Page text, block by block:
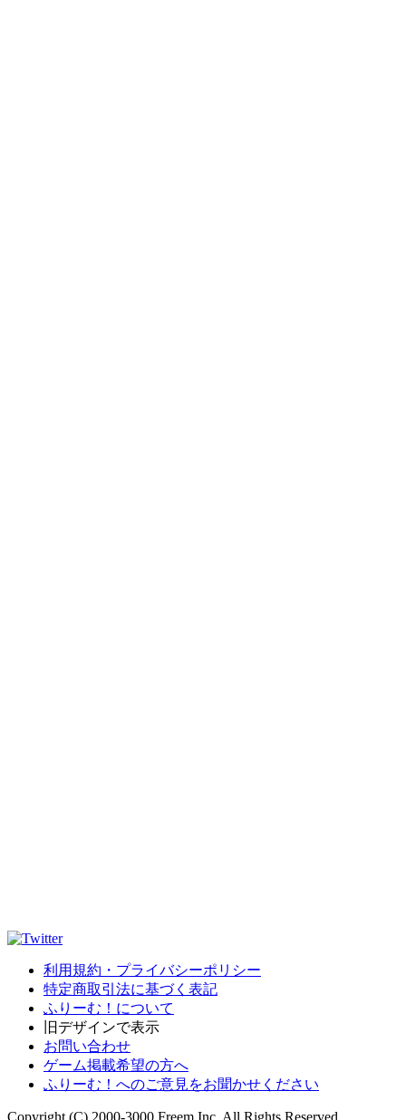
利用規約・プライバシーポリシー
特定商取引法に基づく表記
ふりーむ！について
旧デザインで表示
お問い合わせ
ゲーム掲載希望の方へ
ふりーむ！へのご意見をお聞かせください
Copyright (C) 2000-3000 Freem Inc. All Rights Reserved.